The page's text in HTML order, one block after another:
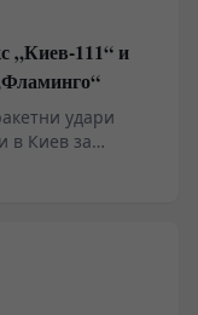
„Киев-111“ и
удари
в Киев за
за